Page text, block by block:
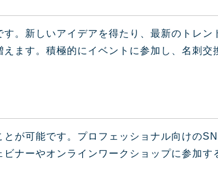
。新しいアイデアを得たり、最新のトレン
ます。積極的にイベントに参加し、名刺交
が可能です。プロフェッショナル向けの
ナーやオンラインワークショップに参加す